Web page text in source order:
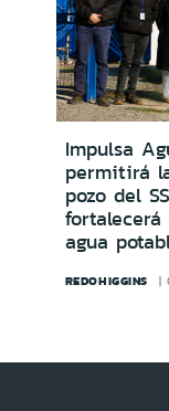
Impulsa
permitirá
pozo del
agua
REDOHIGGINS